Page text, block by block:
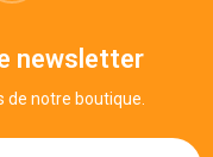
newsletter
de notre boutique.